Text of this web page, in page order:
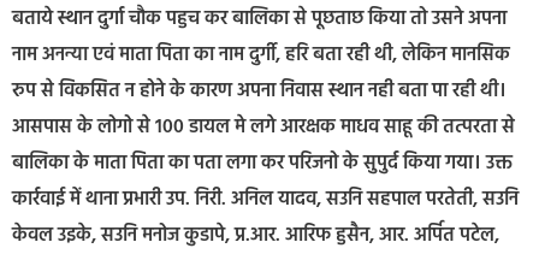
बताये स्थान दुर्गा चौक पहुच कर बालिका से पूछताछ किया तो उसने अपना
नाम अनन्या एवं माता पिता का नाम दुर्गी, हरि बता रही थी, लेकिन मानसिक
रुप से विकसित न होने के कारण अपना निवास स्थान नही बता पा रही थी।
आसपास के लोगो से 100 डायल मे लगे आरक्षक माधव साहू की तत्परता से
बालिका के माता पिता का पता लगा कर परिजनो के सुपुर्द किया गया। उक्त
कार्रवाई में थाना प्रभारी उप. निरी. अनिल यादव, सउनि सहपाल परतेती, सउनि
केवल उइके, सउनि मनोज कुडापे, प्र.आर. आरिफ हुसैन, आर. अर्पित पटेल,